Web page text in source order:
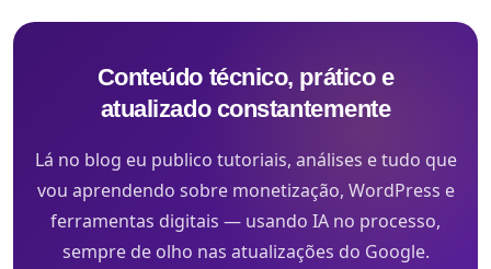
Conteúdo técnico, prático e
atualizado constantemente
Lá no blog eu publico tutoriais, análises e tudo que
vou aprendendo sobre monetização, WordPress e
ferramentas digitais — usando IA no processo,
sempre de olho nas atualizações do Google.